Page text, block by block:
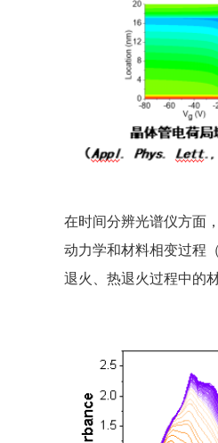
在时间分辨光谱仪方面
动力学和材料相变过程
退火、热退火过程中的